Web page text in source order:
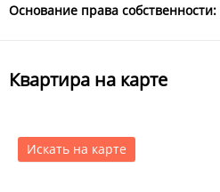
Основание права собственности:
Квартира на карте
Искать на карте